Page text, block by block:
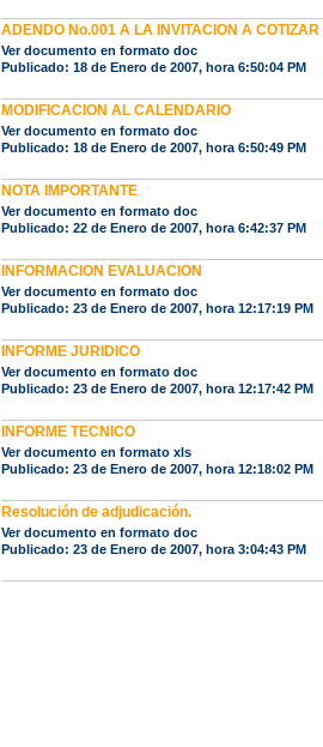
ADENDO No.001 A LA INVITACION A
Ver documento en formato doc
Publicado: 18 de Enero de 2007, hora 6:50:04 PM
MODIFICACION AL CALENDARIO
Ver documento en formato doc
Publicado: 18 de Enero de 2007, hora 6:50:49 PM
NOTA IMPORTANTE
Ver documento en formato doc
Publicado: 22 de Enero de 2007, hora 6:42:37 PM
INFORMACION EVALUACION
Ver documento en formato doc
Publicado: 23 de Enero de 2007, hora 12:17:19 PM
INFORME JURIDICO
Ver documento en formato doc
Publicado: 23 de Enero de 2007, hora 12:17:42 PM
INFORME TECNICO
Ver documento en formato xls
Publicado: 23 de Enero de 2007, hora 12:18:02 PM
Resolución de adjudicación.
Ver documento en formato doc
Publicado: 23 de Enero de 2007, hora 3:04:43 PM